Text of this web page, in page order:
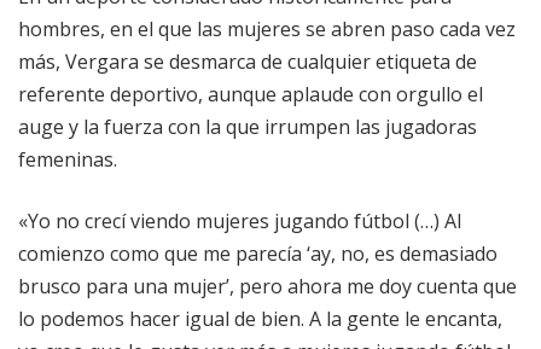
hombres, en el que las mujeres se abren paso cada vez
más, Vergara se desmarca de cualquier etiqueta de
referente deportivo, aunque aplaude con orgullo el
auge y la fuerza con la que irrumpen las jugadoras
femeninas.
«Yo no crecí viendo mujeres jugando fútbol (…) Al
comienzo como que me parecía ‘ay, no, es demasiado
brusco para una mujer’, pero ahora me doy cuenta que
lo podemos hacer igual de bien. A la gente le encanta,